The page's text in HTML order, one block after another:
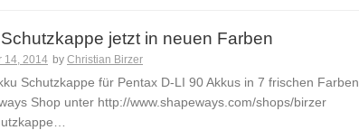
jetzt in neuen Farben
14, 2014 by Christian Birzer
Schutzkappe für Pentax D-LI 90 Akkus in 7 frischen Farben
Shop unter http://www.shapeways.com/shops/birzer